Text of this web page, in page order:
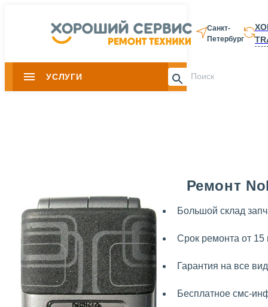
Санкт-
Петербург
УСЛУГИ 8 812 337-
Ремонт
Большой склад
Срок ремонта от 15
Гарантия на все
Бесплатное смс-